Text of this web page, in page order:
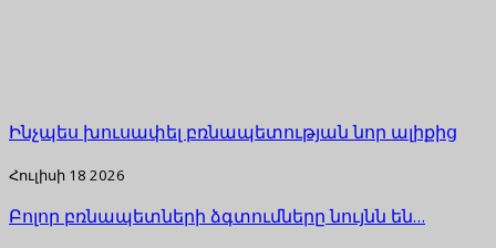
Ինչպես խուսափել բռնապետության նոր ալիքից
Հուլիսի 18 2026
Բոլոր բռնապետների ձգտումները նույնն են…